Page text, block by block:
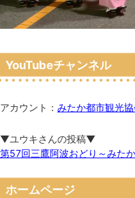
YouTubeチャンネル
アカウント： みたか都市観光
▼ユウキさんの投稿▼
第57回三鷹阿波おどり～みた
ホームページ